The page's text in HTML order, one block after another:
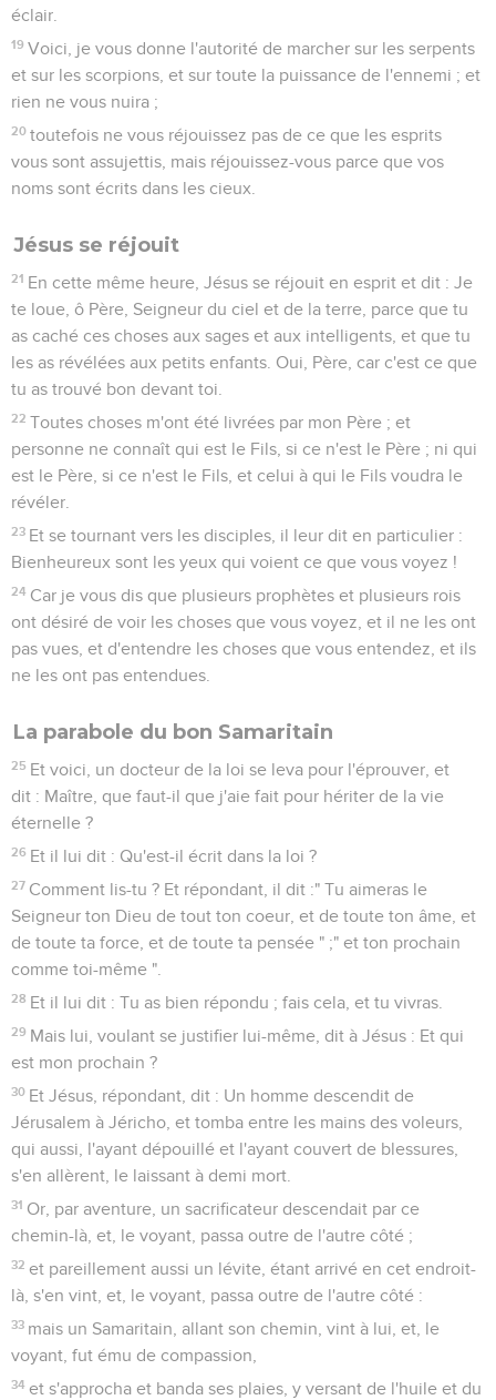
éclair.
19 Voici, je vous donne l'autorité de marcher sur les serpents
et sur les scorpions, et sur toute la puissance de l'ennemi ; et
rien ne vous nuira ;
20 toutefois ne vous réjouissez pas de ce que les esprits
vous sont assujettis, mais réjouissez-vous parce que vos
noms sont écrits dans les cieux.
Jésus se réjouit
21 En cette même heure, Jésus se réjouit en esprit et dit : Je
te loue, ô Père, Seigneur du ciel et de la terre, parce que tu
as caché ces choses aux sages et aux intelligents, et que tu
les as révélées aux petits enfants. Oui, Père, car c'est ce que
tu as trouvé bon devant toi.
22 Toutes choses m'ont été livrées par mon Père ; et
personne ne connaît qui est le Fils, si ce n'est le Père ; ni qui
est le Père, si ce n'est le Fils, et celui à qui le Fils voudra le
révéler.
23 Et se tournant vers les disciples, il leur dit en particulier :
Bienheureux sont les yeux qui voient ce que vous voyez !
24 Car je vous dis que plusieurs prophètes et plusieurs rois
ont désiré de voir les choses que vous voyez, et il ne les ont
pas vues, et d'entendre les choses que vous entendez, et ils
ne les ont pas entendues.
La parabole du bon Samaritain
25 Et voici, un docteur de la loi se leva pour l'éprouver, et
dit : Maître, que faut-il que j'aie fait pour hériter de la vie
éternelle ?
26 Et il lui dit : Qu'est-il écrit dans la loi ?
27 Comment lis-tu ? Et répondant, il dit :" Tu aimeras le
Seigneur ton Dieu de tout ton coeur, et de toute ton âme, et
de toute ta force, et de toute ta pensée " ;" et ton prochain
comme toi-même ".
28 Et il lui dit : Tu as bien répondu ; fais cela, et tu vivras.
29 Mais lui, voulant se justifier lui-même, dit à Jésus : Et qui
est mon prochain ?
30 Et Jésus, répondant, dit : Un homme descendit de
Jérusalem à Jéricho, et tomba entre les mains des voleurs,
qui aussi, l'ayant dépouillé et l'ayant couvert de blessures,
s'en allèrent, le laissant à demi mort.
31 Or, par aventure, un sacrificateur descendait par ce
chemin-là, et, le voyant, passa outre de l'autre côté ;
32 et pareillement aussi un lévite, étant arrivé en cet endroit-
là, s'en vint, et, le voyant, passa outre de l'autre côté :
33 mais un Samaritain, allant son chemin, vint à lui, et, le
voyant, fut ému de compassion,
34 et s'approcha et banda ses plaies, y versant de l'huile et du